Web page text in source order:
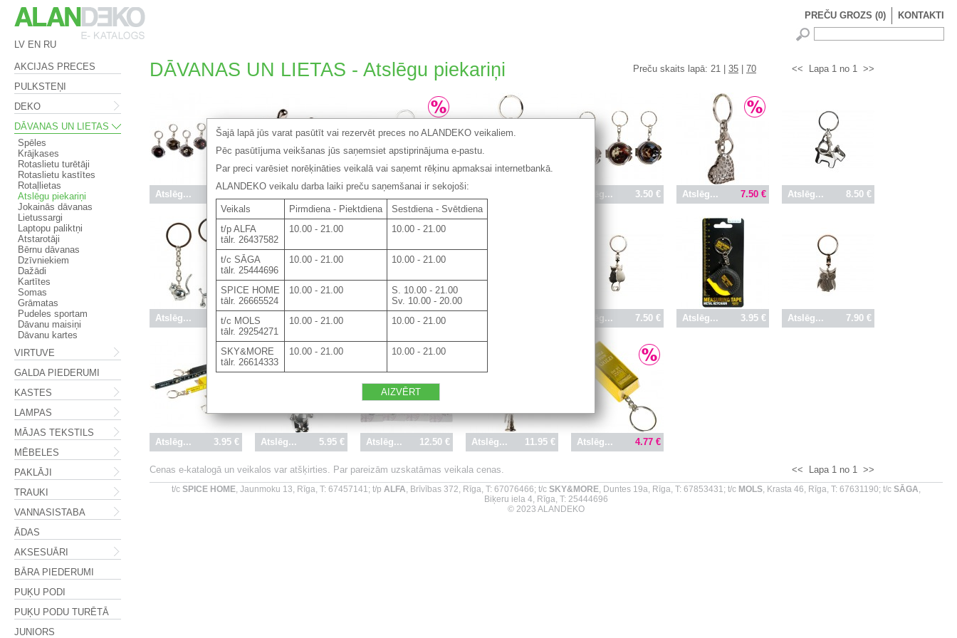
KONTAKTI
PREČU GROZS (0)
LV EN RU
Preču skaits lapā: 21 | 35 70 << Lapa 1 no 1 >>
DĀVANAS UN LIETAS - Atslēgu piekariņi
Šajā lapā jūs varat pasūtīt vai rezervēt preces no ALANDEKO veikaliem.
Pēc pasūtījuma veikšanas jūs saņemsiet apstiprinājuma e-pastu.
Par preci varēsiet norēķināties veikalā vai saņemt rēķinu apmaksai internetbankā.
ALANDEKO veikalu darba laiki preču saņemšanai ir sekojoši:
Veikals Pirmdiena - Piektdiena
Sestdiena - Svētdiena
t/p ALFA
tālr. 26437582
10.00 - 21.00 10.00 - 21.00
t/c SĀGA
tālr. 25444696
10.00 - 21.00 10.00 - 21.00
SPICE HOME
tālr. 26665524
10.00 - 21.00
S. 10.00 - 21.00
Sv. 10.00 - 20.00
t/c MOLS
tālr. 29254271
10.00 - 21.00 10.00 - 21.00
SKY&MORE
tālr. 26614333
10.00 - 21.00 10.00 - 21.00
AIZVĒRT
Atslēg... Atslēg... 3.50 €
Atslēg... 7.50 €
Atslēg... 8.50 €
Atslēg...
3.95 €
Atslēg... 4.50 €
Atslēg... 7.50 €
Atslēg... 7.50 €
Atslēg... 3.95 €
Atslēg... 7.90 €
Atslēg...
3.95 €
Atslēg... 5.95 €
Atslēg... 12.50 €
Atslēg... 11.95 €
Atslēg... 4.77 €
Atslēg...
Cenas e-katalogā un veikalos var atšķirties. Par pareizām uzskatāmas veikala cenas. << Lapa 1 no 1 >>
AKCIJAS PRECES
PULKSTEŅI
DEKO
DĀVANAS UN LIETAS
Spēles
Krājkases
Rotaslietu turētāji
Rotaslietu kastītes
Rotaļlietas
Atslēgu piekariņi
Jokainās dāvanas
Lietussargi
Laptopu paliktņi
Atstarotāji
Bērnu dāvanas
Dzīvniekiem
Dažādi
Kartītes
Somas
Grāmatas
Pudeles sportam
Dāvanu maisiņi
Dāvanu kartes
VIRTUVE
GALDA PIEDERUMI
KASTES
LAMPAS
MĀJAS TEKSTILS
MĒBELES
PAKLĀJI
TRAUKI
VANNASISTABA
ĀDAS
AKSESUĀRI
BĀRA PIEDERUMI
PUĶU PODI
PUĶU PODU TURĒTĀ
JUNIORS
t/c SPICE HOME, Jaunmoku 13, Rīga, T: 67457141; t/p ALFA, Brīvības 372, Rīga, T: 67076466; t/c SKY&MORE, Duntes 19a, Rīga, T: 67853431; t/c MOLS, Krasta 46, Rīga, T: 67631190; t/c SĀGA,
Biķeru iela 4, Rīga, T: 25444696
© 2023 ALANDEKO